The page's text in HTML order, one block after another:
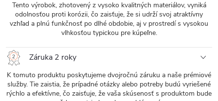
Tento výrobok, zhotovený z vysoko kvalitných materiálov, vyniká
odolnosťou proti korózii, čo zaisťuje, že si udrží svoj atraktívny
vzhľad a plnú funkčnosť po dlhé obdobie, aj v prostredí s vysokou
vlhkosťou typickou pre kúpeľne.
Záruka 2 roky
K tomuto produktu poskytujeme dvojročnú záruku a naše prémiové
služby. Tie zaistia, že prípadné otázky alebo potreby budú vyriešené
rýchlo a efektívne, čo zaisťuje, že vaša skúsenosť s produktom bude